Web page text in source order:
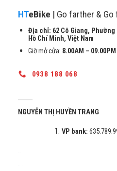
Khả năng gấp gọn
Đối với xe điện gập EGO bạn
Kích thước ban đầu của xe là
trong vòng chưa đầy 10s.
HTeBike | Go farther &
Địa chỉ: 62 Cô Giang,
Hồ Chí Minh, Việt Nam
Giờ mở cửa: 8.00AM – 09.00PM
0938 188 068
NGUYỄN THỊ HUYỀN TRANG
VP bank: